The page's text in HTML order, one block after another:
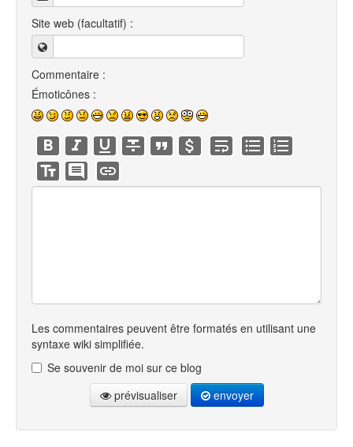
Site web (facultatif) :
Commentaire :
Émoticônes :
Les commentaires peuvent être formatés en utilisant une
syntaxe wiki simplifiée.
Se souvenir de moi sur ce blog
prévisualiser
envoyer